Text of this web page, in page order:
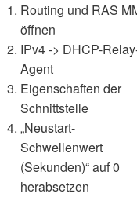
Routing und RAS
öffnen
IPv4 -> DHCP-
Agent
Eigenschaften der
Schnittstelle
„Neustart-
Schwellenwert
(Sekunden)“ auf 0
herabsetzen